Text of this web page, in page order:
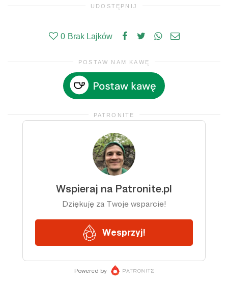
UDOSTĘPNIJ
0 Brak Lajków
POSTAW NAM KAWĘ
PATRONITE